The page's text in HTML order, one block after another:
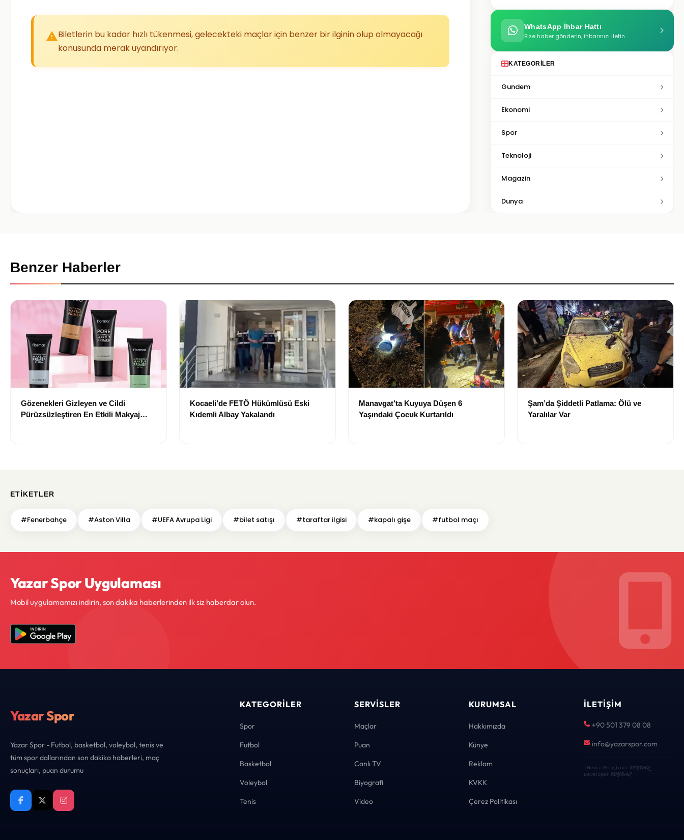
Biletlerin bu kadar hızlı tükenmesi, gelecekteki maçlar için benzer bir ilginin olup olmayacağı
konusunda merak uyandırıyor.
WhatsApp İhbar Hattı
Bize haber gönderin, ihbarınızı iletin
KATEGORILER
Gundem
Ekonomi
Spor
Teknoloji
Magazin
Dunya
Benzer Haberler
Gözenekleri Gizleyen ve Cildi
Pürüzsüzleştiren En Etkili Makyaj
Kocaeli’de FETÖ Hükümlüsü Eski
Kıdemli Albay Yakalandı
Manavgat’ta Kuyuya Düşen 6
Yaşındaki Çocuk Kurtarıldı
Şam’da Şiddetli Patlama: Ölü ve
Yaralılar Var
ETIKETLER
#Fenerbahçe #Aston Villa #UEFA Avrupa Ligi #bilet satışı #taraftar ilgisi #kapalı gişe #futbol maçı
Yazar Spor Uygulaması
Mobil uygulamamızı indirin, son dakika haberlerinden ilk siz haberdar olun.
Yazar Spor
Yazar Spor - Futbol, basketbol, voleybol, tenis ve
tüm spor dallarından son dakika haberleri, maç
sonuçları, puan durumu
KATEGORILER
Spor
Futbol
Basketbol
Voleybol
Tenis
SERVISLER
Maçlar
Puan
Canlı TV
Biyografi
Video
KURUMSAL
Hakkımızda
Künye
Reklam
KVKK
Çerez Politikası
İLETIŞIM
+90 501 379 08 08
info@yazarspor.com
eNews · Geliştirici KEYDAL·
Developer KEYDAL